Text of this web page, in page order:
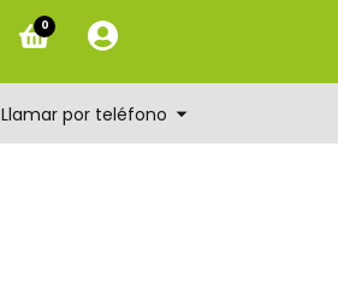
0
Llamar por teléfono